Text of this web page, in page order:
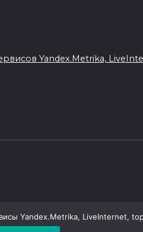
Yandex.Metrika,
Yandex.Metrika, LiveInternet,